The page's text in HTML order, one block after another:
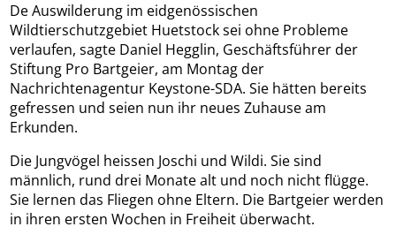
De Auswilderung im eidgenössischen
Wildtierschutzgebiet Huetstock sei ohne Probleme
verlaufen, sagte Daniel Hegglin, Geschäftsführer der
Stiftung Pro Bartgeier, am Montag der
Nachrichtenagentur Keystone-SDA. Sie hätten bereits
gefressen und seien nun ihr neues Zuhause am
Erkunden.
Die Jungvögel heissen Joschi und Wildi. Sie sind
männlich, rund drei Monate alt und noch nicht flügge.
Sie lernen das Fliegen ohne Eltern. Die Bartgeier werden
in ihren ersten Wochen in Freiheit überwacht.